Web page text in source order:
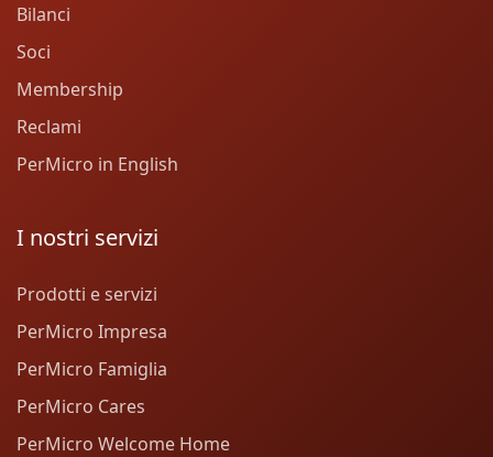
Bilanci
Soci
Membership
Reclami
PerMicro in English
I nostri servizi
Prodotti e servizi
PerMicro Impresa
PerMicro Famiglia
PerMicro Cares
PerMicro Welcome Home